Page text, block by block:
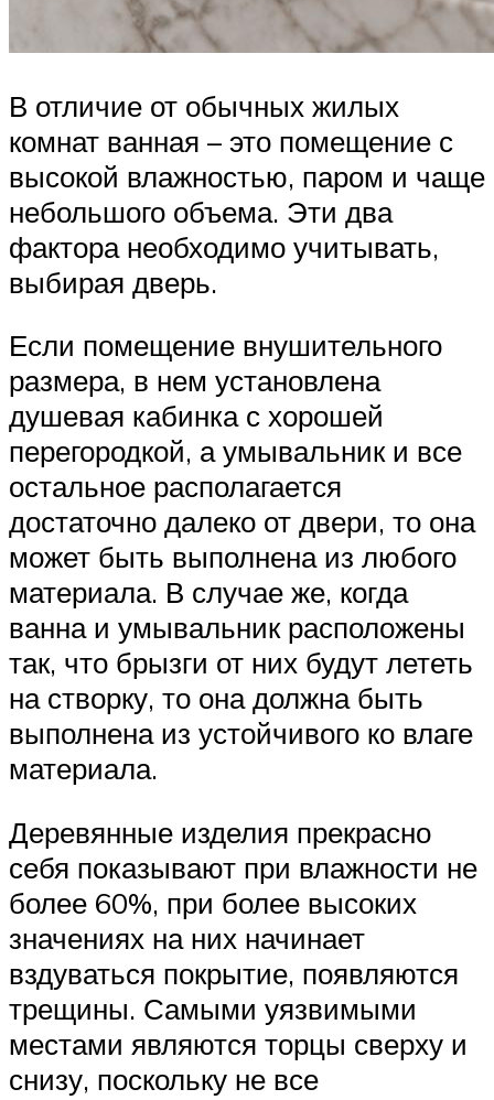
В отличие от обычных жилых
комнат ванная – это помещение с
высокой влажностью, паром и чаще
небольшого объема. Эти два
фактора необходимо учитывать,
выбирая дверь.
Если помещение внушительного
размера, в нем установлена
душевая кабинка с хорошей
перегородкой, а умывальник и все
остальное располагается
достаточно далеко от двери, то она
может быть выполнена из любого
материала. В случае же, когда
ванна и умывальник расположены
так, что брызги от них будут лететь
на створку, то она должна быть
выполнена из устойчивого ко влаге
материала.
Деревянные изделия прекрасно
себя показывают при влажности не
более 60%, при более высоких
значениях на них начинает
вздуваться покрытие, появляются
трещины. Самыми уязвимыми
местами являются торцы сверху и
снизу, поскольку не все